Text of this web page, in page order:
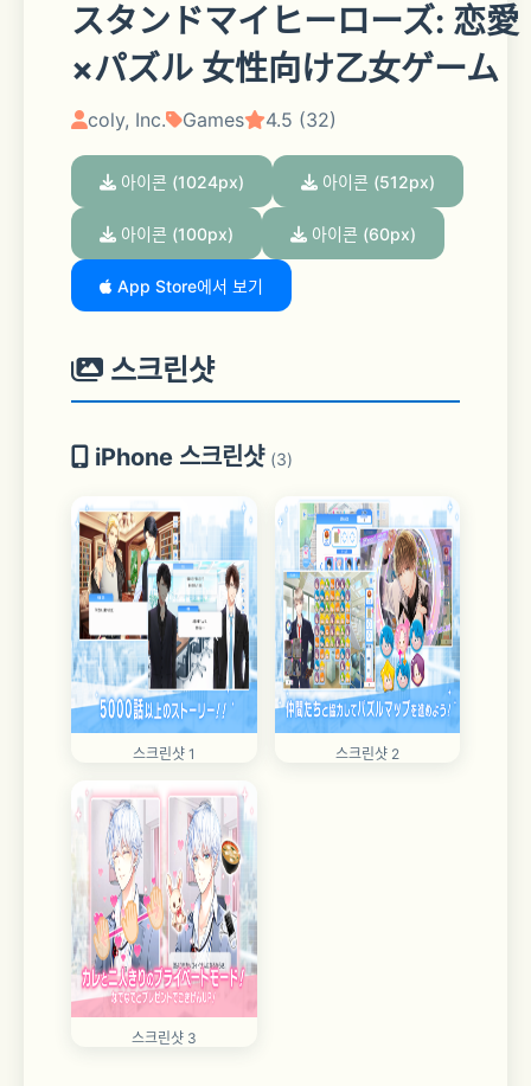
スタンドマイヒーローズ: 恋愛
×パズル 女性向け乙女ゲーム
coly, Inc. Games 4.5 (32)
아이콘 (1024px) 아이콘 (512px)
아이콘 (100px) 아이콘 (60px)
App Store에서 보기
스크린샷
iPhone 스크린샷 (3)
스크린샷 1 스크린샷 2
스크린샷 3